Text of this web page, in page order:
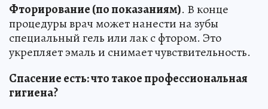
Фторирование (по показаниям). В конце
процедуры врач может нанести на зубы
специальный гель или лак с фтором. Это
укрепляет эмаль и снимает чувствительность.
Спасение есть: что такое профессиональная
гигиена?